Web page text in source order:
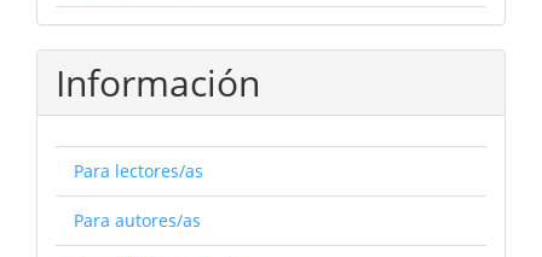
Información
Para lectores/as
Para autores/as